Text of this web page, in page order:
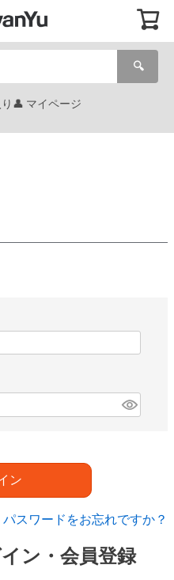
🔍
マイページ
ン
パスワードをお忘れですか？
ン・会員登録